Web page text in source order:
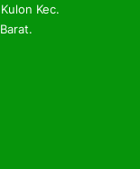
Kec.